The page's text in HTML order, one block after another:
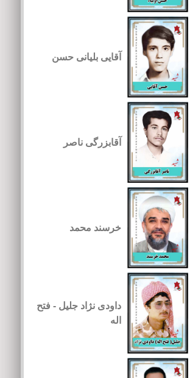
آقایی بلیانی حسن
آقابزرگی ناصر
خرسند محمد
داودی نژاد جلیل - فتح
اله